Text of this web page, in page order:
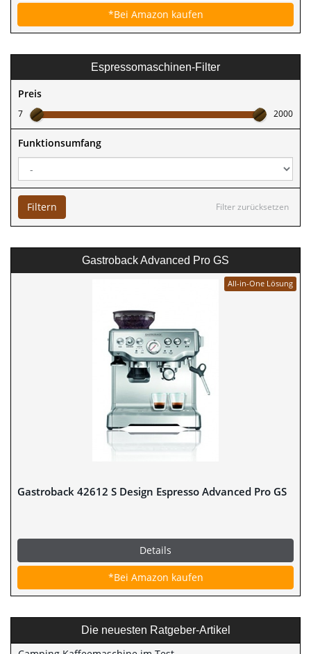
*Bei Amazon kaufen
Espressomaschinen-Filter
Preis
7 2000
Funktionsumfang
Filter zurücksetzen
Filtern
Gastroback Advanced Pro GS
All-in-One Lösung
Gastroback 42612 S Design Espresso Advanced Pro GS
Details
*Bei Amazon kaufen
Die neuesten Ratgeber-Artikel